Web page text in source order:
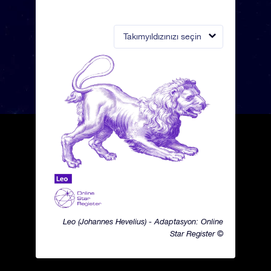
Takımyıldızınızı seçin
Leo (Johannes Hevelius) - Adaptasyon: Online
Star Register ©